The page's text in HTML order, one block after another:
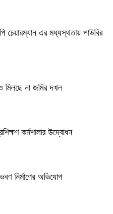
চেয়ারম্যান এর মধ্যস্থতায় পাউবির
মিলছে না জমির দখল
কর্মশালার উদ্বোধন
নির্মাণের অভিযোগ